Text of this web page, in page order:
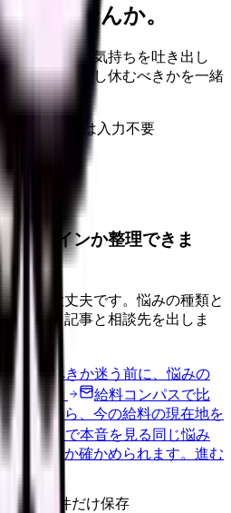
みませんか。
せん。今の気持ちを吐き出し
べきか、少し休むべきかを一緒
し
病院名は入力不要
する
きサインか整理できま
くても大丈夫です。悩みの種類と
るべき記事と相談先を出しま
辞めるべきか迷う前に、悩みの
。
進む
給料コンパスで比
設形態から、今の給料の現在地を
匿名掲示板で本音を見る 同じ悩み
の問題か確かめられます。 進む
: 希望条件だけ保存